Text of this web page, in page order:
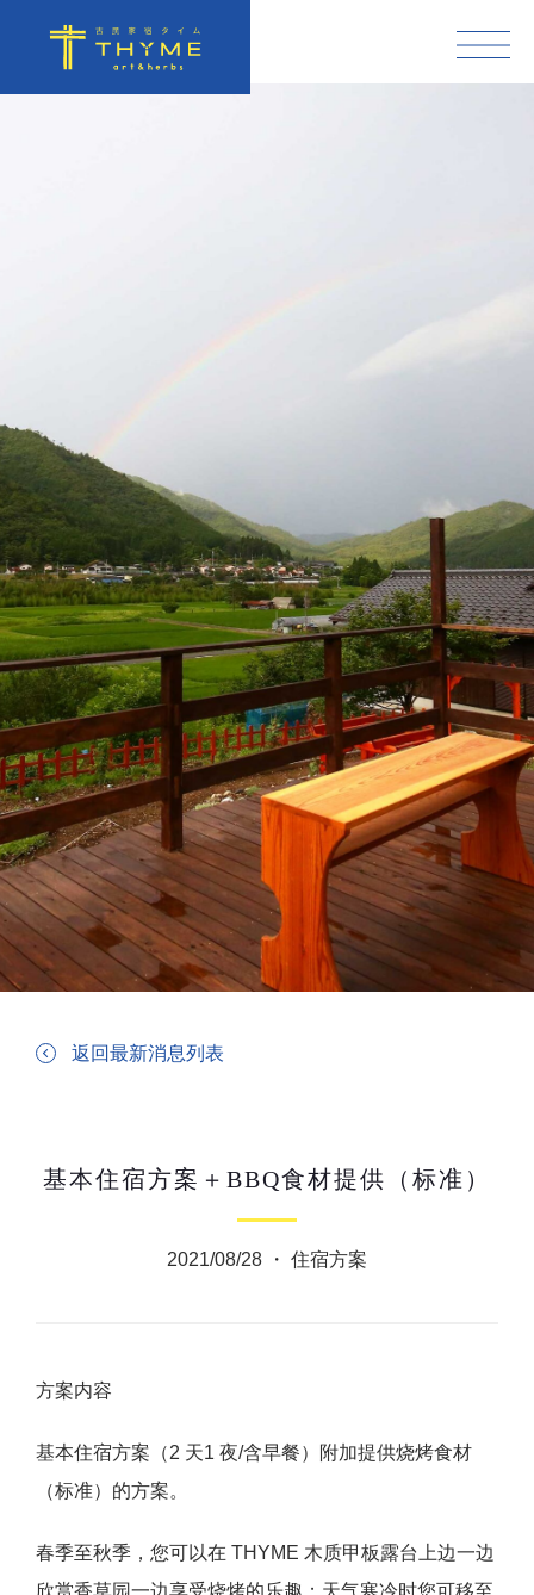
返回最新消息列表
基本住宿方案＋BBQ食材提供（标准）
2021/08/28 ・ 住宿方案
方案内容
基本住宿方案（2 天1 夜/含早餐）附加提供烧烤食材
（标准）的方案。
春季至秋季，您可以在 THYME 木质甲板露台上边一边
欣赏香草园一边享受烧烤的乐趣；天气寒冷时您可移至